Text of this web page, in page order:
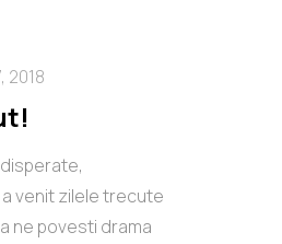
2018
venit zilele trecute
ne povesti drama